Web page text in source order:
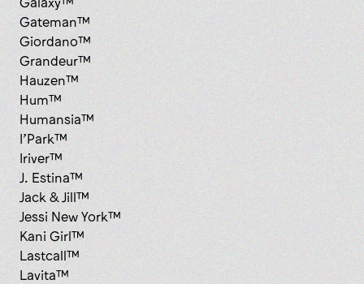
Gateman™
Giordano™
Grandeur™
Hauzen™
Hum™
Humansia™
I’Park™
Iriver™
J. Estina™
Jack & Jill™
Jessi New York™
Kani Girl™
Lastcall™
Lavita™